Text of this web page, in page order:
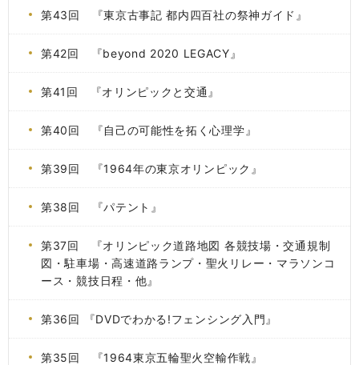
第43回 『東京古事記 都内四百社の祭神ガイド』
第42回 『beyond 2020 LEGACY』
第41回 『オリンピックと交通』
第40回 『自己の可能性を拓く心理学』
第39回 『1964年の東京オリンピック』
第38回 『パテント』
第37回 『オリンピック道路地図 各競技場・交通規制
図・駐車場・高速道路ランプ・聖火リレー・マラソンコ
ース・競技日程・他』
第36回 『DVDでわかる!フェンシング入門』
第35回 『1964東京五輪聖火空輸作戦』